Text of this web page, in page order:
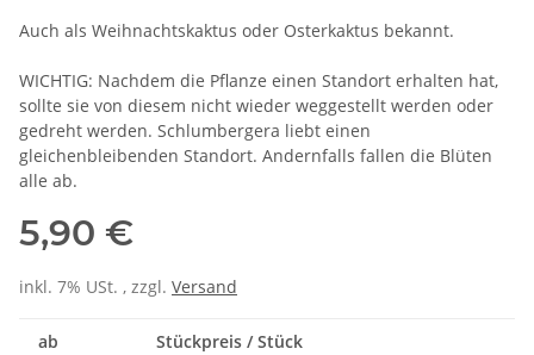
Auch als Weihnachtskaktus oder Osterkaktus bekannt.
WICHTIG: Nachdem die Pflanze einen Standort erhalten hat,
sollte sie von diesem nicht wieder weggestellt werden oder
gedreht werden. Schlumbergera liebt einen
gleichenbleibenden Standort. Andernfalls fallen die Blüten
alle ab.
5,90 €
inkl. 7% USt. , zzgl. Versand
ab Stückpreis / Stück